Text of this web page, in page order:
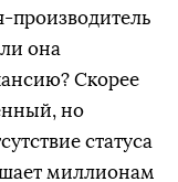
производитель
она
Скорее
но
статуса
миллионам